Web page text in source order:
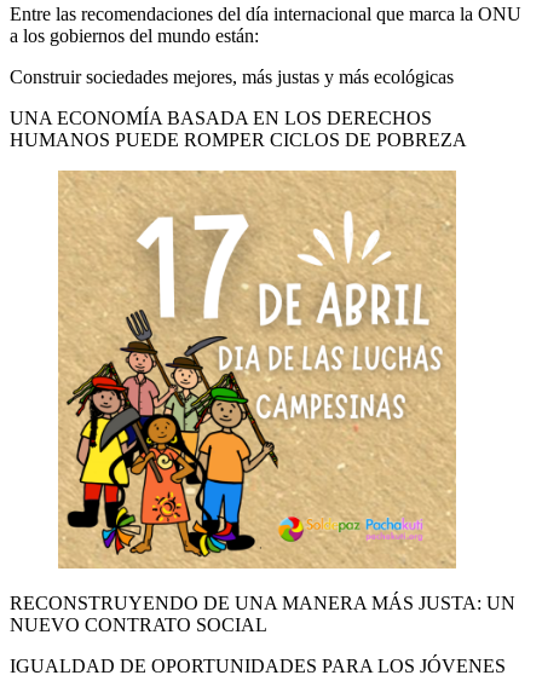
Entre las recomendaciones del día internacional que marca la ONU
a los gobiernos del mundo están:
Construir sociedades mejores, más justas y más ecológicas
UNA ECONOMÍA BASADA EN LOS DERECHOS
HUMANOS PUEDE ROMPER CICLOS DE POBREZA
RECONSTRUYENDO DE UNA MANERA MÁS JUSTA: UN
NUEVO CONTRATO SOCIAL
IGUALDAD DE OPORTUNIDADES PARA LOS JÓVENES